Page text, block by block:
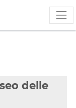
delle